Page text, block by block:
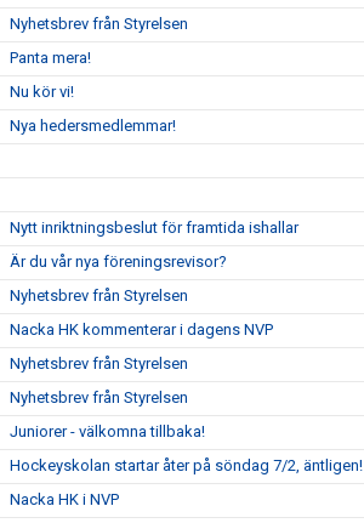
Nyhetsbrev från Styrelsen
Panta mera!
Nu kör vi!
Nya hedersmedlemmar!
Nytt inriktningsbeslut för framtida ishallar
Är du vår nya föreningsrevisor?
Nyhetsbrev från Styrelsen
Nacka HK kommenterar i dagens NVP
Nyhetsbrev från Styrelsen
Nyhetsbrev från Styrelsen
Juniorer - välkomna tillbaka!
Hockeyskolan startar åter på söndag 7/2, äntligen!
Nacka HK i NVP